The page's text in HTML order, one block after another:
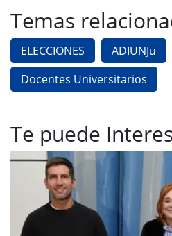
Temas
ELECCIONES
ADIUNJu
Docentes Universitarios
Te puede